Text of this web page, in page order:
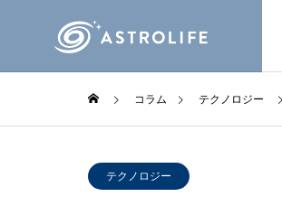
コラム テクノロジー
テクノロジー